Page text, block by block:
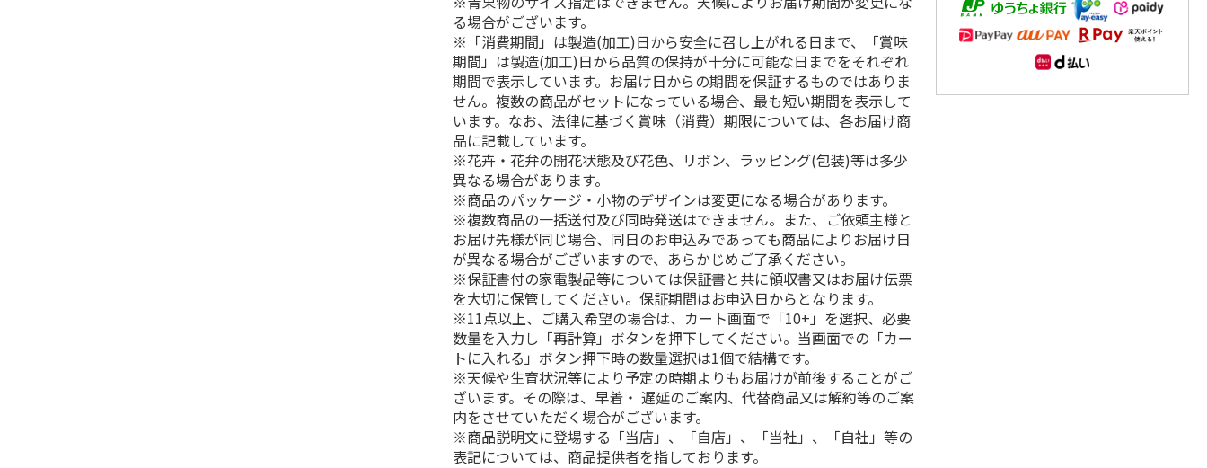
る場合がございます。
※「消費期間」は製造(加工)日から安全に召し上がれる日まで、「賞味
期間」は製造(加工)日から品質の保持が十分に可能な日までをそれぞれ
期間で表示しています。お届け日からの期間を保証するものではありま
せん。複数の商品がセットになっている場合、最も短い期間を表示して
います。なお、法律に基づく賞味（消費）期限については、各お届け商
品に記載しています。
※花卉・花弁の開花状態及び花色、リボン、ラッピング(包装)等は多少
異なる場合があります。
※商品のパッケージ・小物のデザインは変更になる場合があります。
※複数商品の一括送付及び同時発送はできません。また、ご依頼主様と
お届け先様が同じ場合、同日のお申込みであっても商品によりお届け日
が異なる場合がございますので、あらかじめご了承ください。
※保証書付の家電製品等については保証書と共に領収書又はお届け伝票
を大切に保管してください。保証期間はお申込日からとなります。
※11点以上、ご購入希望の場合は、カート画面で「10+」を選択、必要
数量を入力し「再計算」ボタンを押下してください。当画面での「カー
トに入れる」ボタン押下時の数量選択は1個で結構です。
※天候や生育状況等により予定の時期よりもお届けが前後することがご
ざいます。その際は、早着・ 遅延のご案内、代替商品又は解約等のご案
内をさせていただく場合がございます。
※商品説明文に登場する「当店」、「自店」、「当社」、「自社」等の
表記については、商品提供者を指しております。